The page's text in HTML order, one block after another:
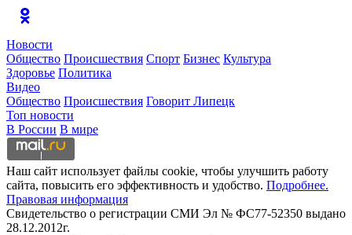
Новости
Общество Происшествия Спорт Бизнес Культура
Здоровье Политика
Видео
Общество Происшествия Говорит Липецк
Топ новости
В России В мире
Наш сайт использует файлы cookie, чтобы улучшить работу
сайта, повысить его эффективность и удобство. Подробнее.
Правовая информация
Свидетельство о регистрации СМИ Эл № ФС77-52350 выдано
28.12.2012г.